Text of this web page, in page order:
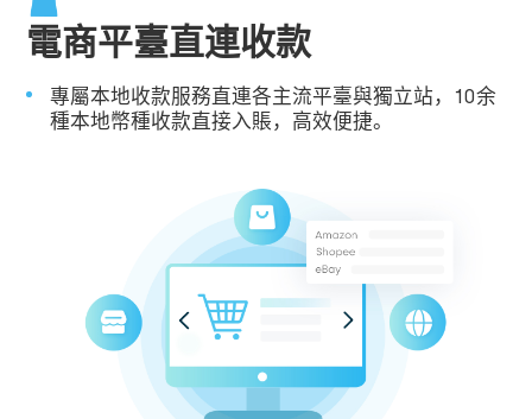
電商平臺直連收款
專屬本地收款服務直連各主流平臺與獨立站，10余
種本地幣種收款直接入賬，高效便捷。